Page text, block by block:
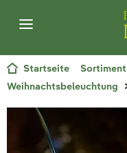
Startseite Sortiment
Weihnachtsbeleuchtung